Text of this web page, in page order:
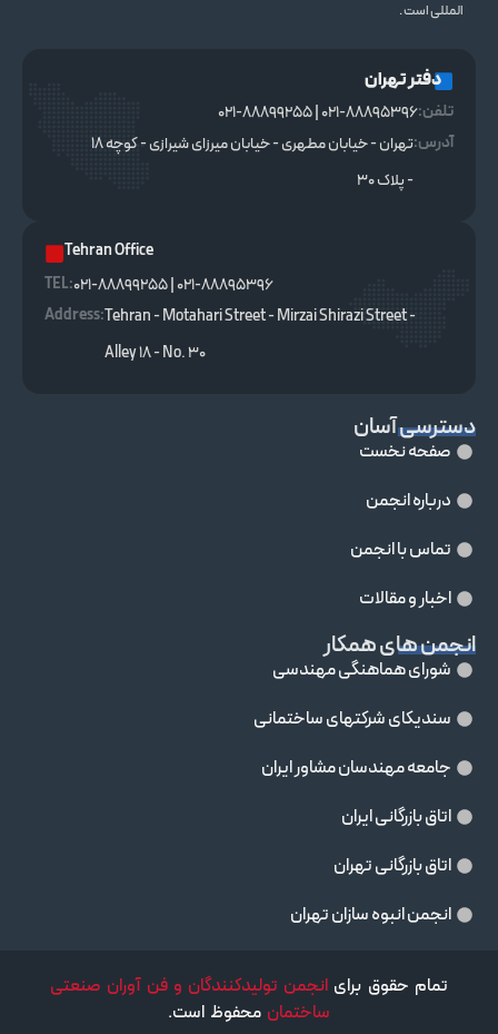
المللی است .
دفتر تهران
تلفن:021-88895396 | 021-88899255
آدرس:
تهران - خیابان مطهری - خیابان میرزای شیرازی - کوچه ۱۸
- پلاک ۳۰
Tehran Office
TEL :
021-88895396 | 021-88899255
Address:Tehran - Motahari Street - Mirzai Shirazi Street -
Alley 18 - No. 30
دسترسی آسان
صفحه نخست
درباره انجمن
تماس با انجمن
اخبار و مقالات
انجمن های همکار
شورای هماهنگی مهندسی
سندیکای شرکتهای ساختمانی
جامعه مهندسان مشاور ايران
اتاق بازرگانی ایران
اتاق بازرگانی تهران
انجمن انبوه سازان تهران
تمام حقوق برای انجمن تولیدکنندگان و فن آوران صنعتی
ساختمان محفوظ است.